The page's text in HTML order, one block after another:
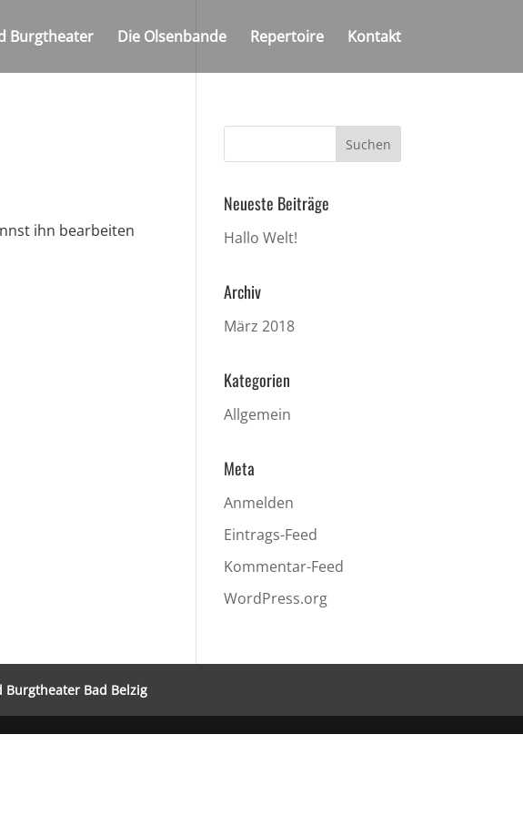
Burgtheater Die Olsenbande Re­per­toire Kontakt
ihn bearbeiten
Neueste Beiträge
Hallo Welt!
Archiv
März 2018
Kategorien
Allgemein
Meta
Anmelden
Eintrags-Feed
Kommentar-Feed
WordPress.org
Bad Belzig